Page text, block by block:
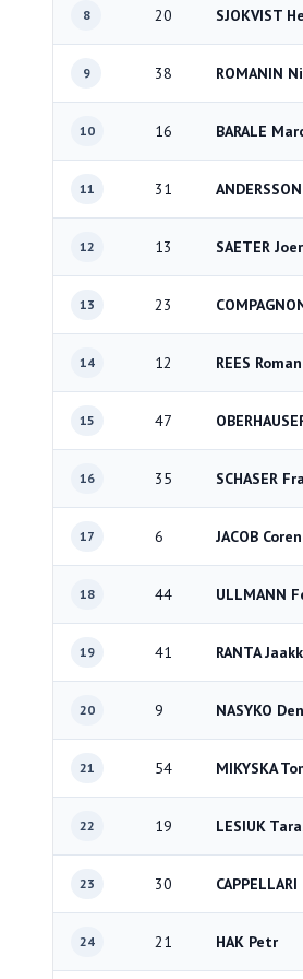
8 20 SJOKVIST
9 38 ROMANIN
10 16 BARALE
11 31
12 13 SAETER
13 23
14 12 REES Roman
15 47
16 35 SCHASER
17 6 JACOB
18 44 ULLMANN
19 41 RANTA
20 9 NASYKO
21 54 MIKYSKA
22 19 LESIUK
23 30
24 21 HAK Petr